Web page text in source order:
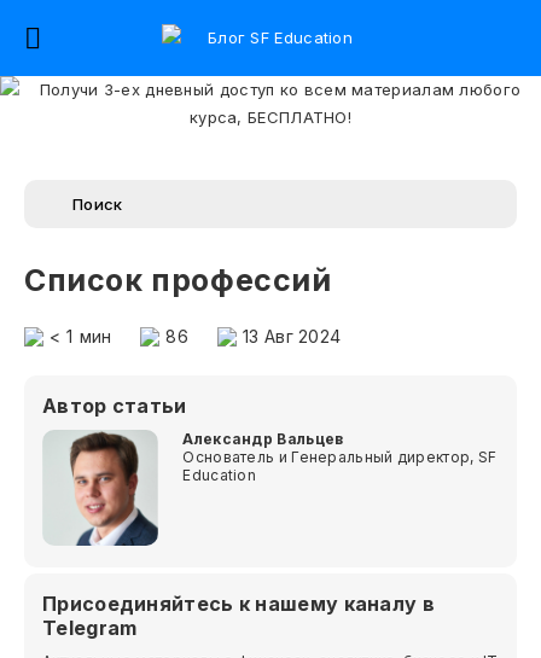
Список профессий
< 1 мин 86 13 Авг 2024
Автор статьи
Александр Вальцев
Основатель и Генеральный директор, SF
Education
Присоединяйтесь к нашему каналу в
Telegram